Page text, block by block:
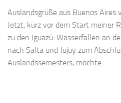
Auslandsgrüße aus Buenos Aires
Jetzt, kurz vor dem Start meiner
zu den Iguazú-Wasserfällen an
nach Salta und Jujuy zum
Auslandssemesters, möchte...